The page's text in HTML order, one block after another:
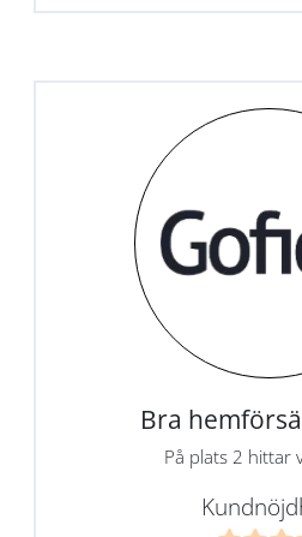
Bra
På plats 2 hittar